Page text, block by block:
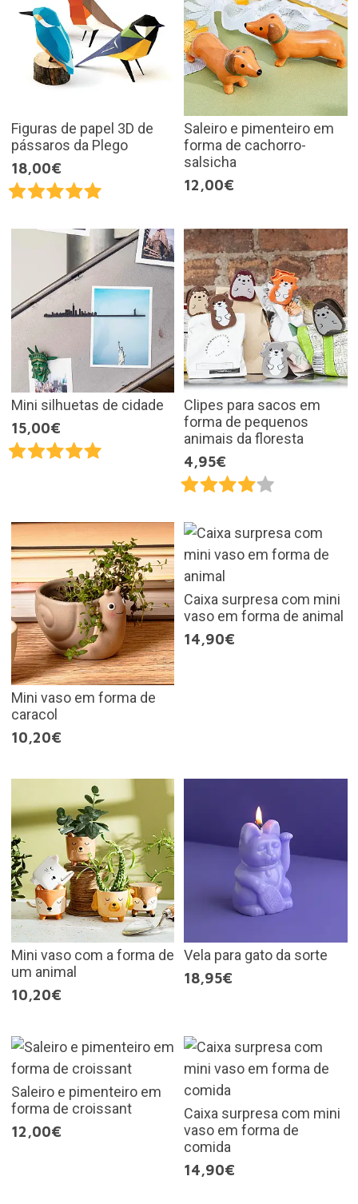
Figuras de papel 3D de
pássaros da Plego
18,00€
Saleiro e pimenteiro em
forma de cachorro-
salsicha
12,00€
Mini silhuetas de cidade
15,00€
Clipes para sacos em
forma de pequenos
animais da floresta
4,95€
Mini vaso em forma de
caracol
10,20€
Caixa surpresa com mini
vaso em forma de animal
14,90€
Mini vaso com a forma de
um animal
10,20€
Vela para gato da sorte
18,95€
Saleiro e pimenteiro em
forma de croissant
12,00€
Caixa surpresa com mini
vaso em forma de
comida
14,90€